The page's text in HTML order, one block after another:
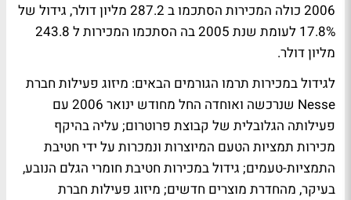
2006 כולה המכירות הסתכמו ב 287.2 מליון דולר, גידול של
17.8% לעומת שנת 2005 בה הסתכמו המכירות ל 243.8
מליון דולר.
לגידול במכירות תרמו הגורמים הבאים: מיזוג פעילות חברת
Nesse שנרכשה ואוחדה החל מחודש ינואר 2006 עם
פעילותה הגלובלית של קבוצת פרוטרום; עליה בהיקף
מכירות תמציות הטעם המיוצרות ונמכרות על ידי חטיבת
התמציות-טעמים; גידול במכירות חטיבת חומרי הגלם הנובע,
בעיקר, מהחדרת מוצרים חדשים; מיזוג פעילות חברת